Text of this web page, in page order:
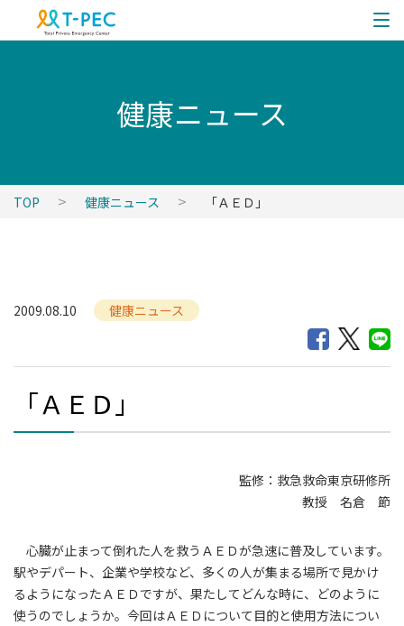
健康ニュース
TOP 健康ニュース 「ＡＥＤ」
2009.08.10 健康ニュース
「ＡＥＤ」
監修：救急救命東京研修所
教授 名倉 節
心臓が止まって倒れた人を救うＡＥＤが急速に普及しています。
駅やデパート、企業や学校など、多くの人が集まる場所で見かけ
るようになったＡＥＤですが、果たしてどんな時に、どのように
使うのでしょうか。今回はＡＥＤについて目的と使用方法につい